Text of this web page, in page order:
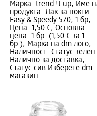
Марка: trend !t up; Име
продукта: Лак за нокти
Easy & Speedy 570, 1 бр;
Цена: 1,50 €; Основна
цена: 1 бр. (1,50 € за 1
бр.); Марка на dm лого;
Наличност: Статус зелен
Налично за доставка,
Статус сив Изберете dm
магазин